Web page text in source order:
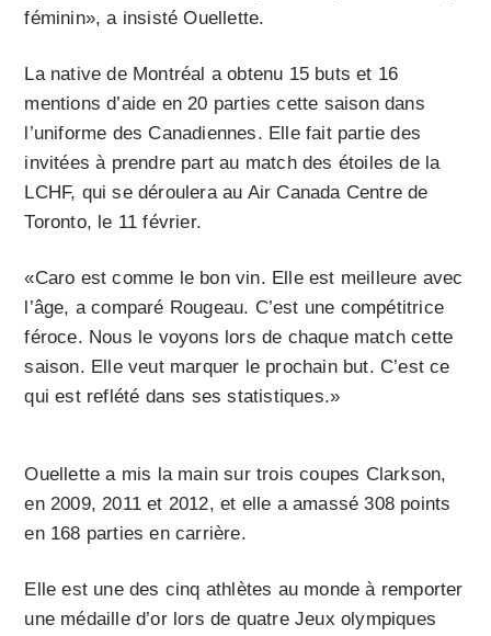
féminin», a insisté Ouellette.
La native de Montréal a obtenu 15 buts et 16
mentions d’aide en 20 parties cette saison dans
l’uniforme des Canadiennes. Elle fait partie des
invitées à prendre part au match des étoiles de la
LCHF, qui se déroulera au Air Canada Centre de
Toronto, le 11 février.
«Caro est comme le bon vin. Elle est meilleure avec
l’âge, a comparé Rougeau. C’est une compétitrice
féroce. Nous le voyons lors de chaque match cette
saison. Elle veut marquer le prochain but. C’est ce
qui est reflété dans ses statistiques.»
Ouellette a mis la main sur trois coupes Clarkson,
en 2009, 2011 et 2012, et elle a amassé 308 points
en 168 parties en carrière.
Elle est une des cinq athlètes au monde à remporter
une médaille d’or lors de quatre Jeux olympiques